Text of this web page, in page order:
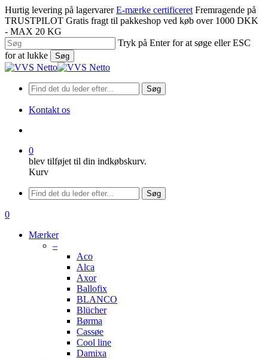
Spring
til
hovedindhold
Hurtig levering på lagervarer E-mærke certificeret Fremragende på
TRUSTPILOT Gratis fragt til pakkeshop ved køb over 1000 DKK
- MAX 20 KG
Tryk på Enter for at søge eller ESC
for at lukke
Søg
Luk
Søg
Kontakt os
0
blev tilføjet til din indkøbskurv.
Kurv
Menu
Søg
søge
0
Mærker
–
Aco
Alca
Axor
Ballofix
BLANCO
Blücher
Børma
Cassøe
Cool line
Damixa